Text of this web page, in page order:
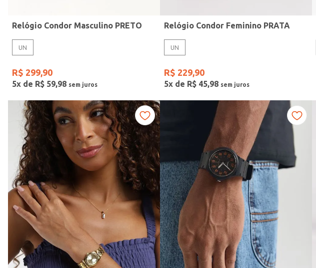
Modelo
Relógio Condor Masculino PRETO
UN
R$ 299,90
5x de R$ 59,98
Relógio Condor Feminino PRATA
UN
R$ 229,90
5x de R$ 45,98